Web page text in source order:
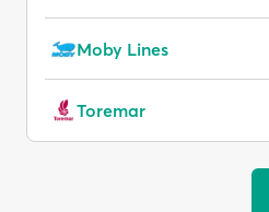
Moby Lines
Toremar